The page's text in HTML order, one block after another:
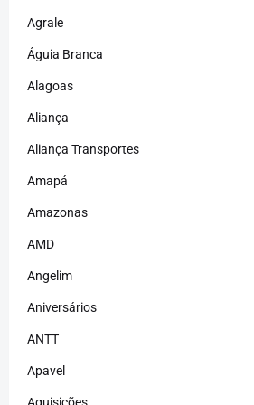
Agrale
Águia Branca
Alagoas
Aliança
Aliança Transportes
Amapá
Amazonas
AMD
Angelim
Aniversários
ANTT
Apavel